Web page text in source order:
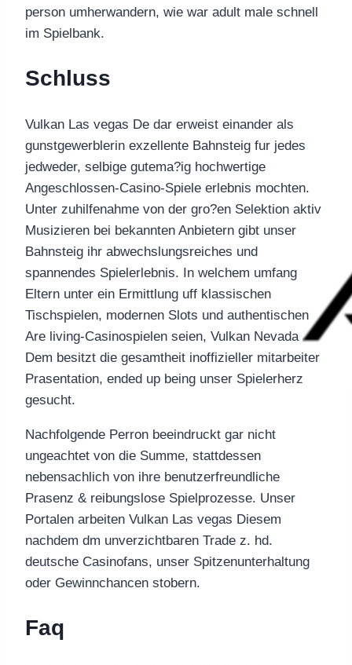
person umherwandern, wie war adult male schnell
im Spielbank.
Schluss
Vulkan Las vegas De dar erweist einander als
gunstgewerblerin exzellente Bahnsteig fur jedes
jedweder, selbige gutema?ig hochwertige
Angeschlossen-Casino-Spiele erlebnis mochten.
Unter zuhilfenahme von der gro?en Selektion aktiv
Musizieren bei bekannten Anbietern gibt unser
Bahnsteig ihr abwechslungsreiches und
spannendes Spielerlebnis. In welchem umfang
Eltern unter ein Ermittlung uff klassischen
Tischspielen, modernen Slots und authentischen
Are living-Casinospielen seien, Vulkan Nevada
Dem besitzt die gesamtheit inoffizieller mitarbeiter
Prasentation, ended up being unser Spielerherz
gesucht.
Nachfolgende Perron beeindruckt gar nicht
ungeachtet von die Summe, stattdessen
nebensachlich von ihre benutzerfreundliche
Prasenz & reibungslose Spielprozesse. Unser
Portalen arbeiten Vulkan Las vegas Diesem
nachdem dm unverzichtbaren Trade z. hd.
deutsche Casinofans, unser Spitzenunterhaltung
oder Gewinnchancen stobern.
Faq